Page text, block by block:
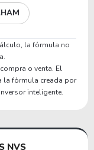
la fórmula no
o venta. El
la fórmula creada por
inteligente.
NVS